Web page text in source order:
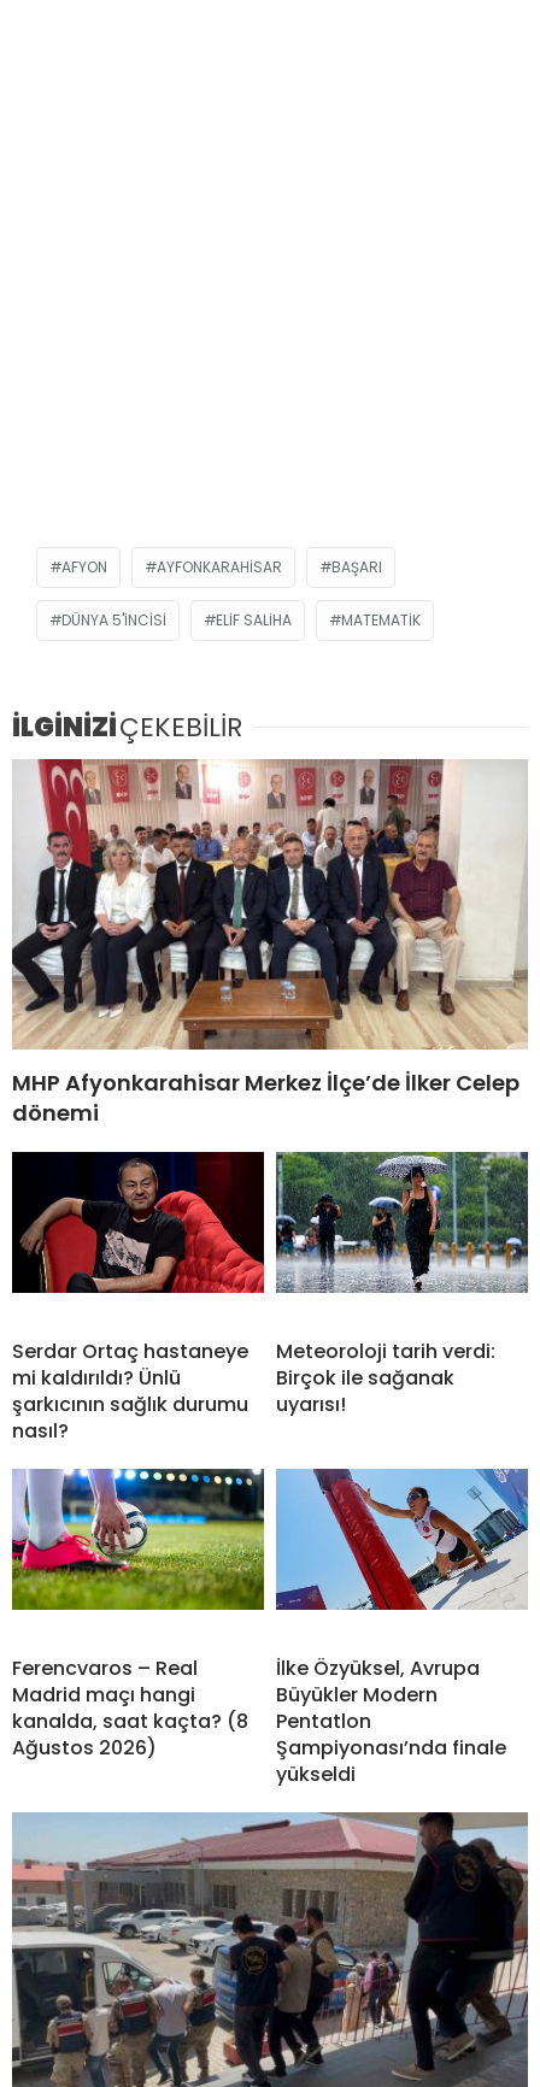
AFYON AYFONKARAHISAR BAŞARI
DÜNYA 5'INCISI ELIF SALIHA MATEMATIK
İLGİNİZİÇEKEBİLİR
MHP Afyonkarahisar Merkez İlçe’de İlker Celep
dönemi
Serdar Ortaç hastaneye
mi kaldırıldı? Ünlü
şarkıcının sağlık durumu
nasıl?
Meteoroloji tarih verdi:
Birçok ile sağanak
uyarısı!
Ferencvaros – Real
Madrid maçı hangi
kanalda, saat kaçta? (8
Ağustos 2026)
İlke Özyüksel, Avrupa
Büyükler Modern
Pentatlon
Şampiyonası’nda finale
yükseldi